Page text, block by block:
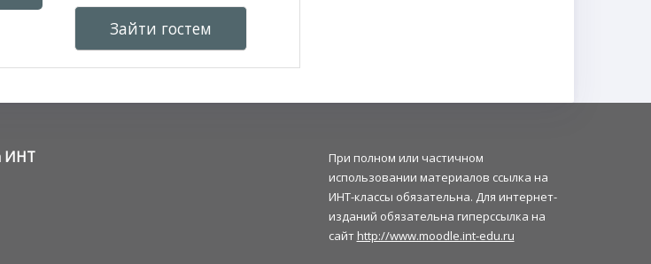
Зайти гостем
ИНT
При полном или частичном
использовании материалов ссылка на
ИНТ-классы обязательна. Для интернет-
изданий обязательна гиперссылка на
сайт http://www.moodle.int-edu.ru